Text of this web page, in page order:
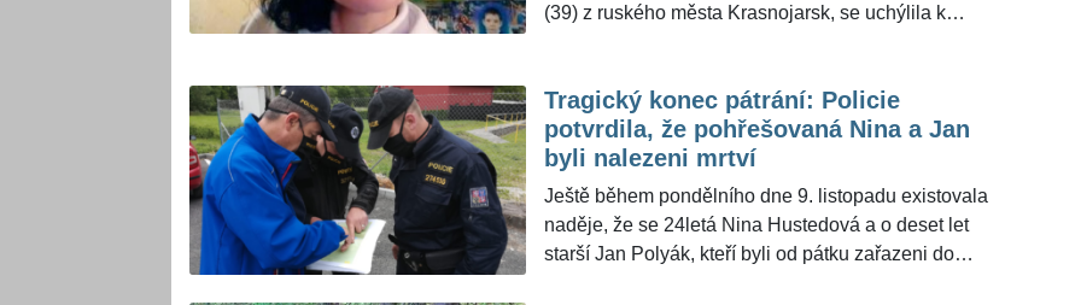
(39) z ruského města Krasnojarsk, se uchýlila k
a odhalení zločinu došlo shodou náhod. Policejní
vyšetřovatelé zůstali při nálezu mrtvoly mladíka na
místě činu naprosto otřeseni.
Tragický konec pátrání: Policie
potvrdila, že pohřešovaná Nina a Jan
byli nalezeni mrtví
Ještě během pondělního dne 9. listopadu existovala
naděje, že se 24letá Nina Hustedová a o deset let
starší Jan Polyák, kteří byli od pátku zařazeni do